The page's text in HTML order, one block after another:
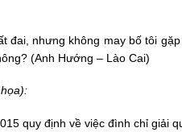
nhưng không may bố tôi
(Anh Hướng – Lào Cai)
quy định về việc đình chỉ giải